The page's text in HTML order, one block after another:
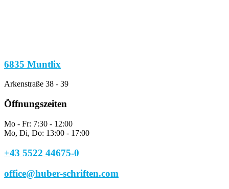
6835 Muntlix
Arkenstraße 38 - 39
Öffnungszeiten
Mo - Fr: 7:30 - 12:00
Mo, Di, Do: 13:00 - 17:00
+43 5522 44675-0
office@huber-schriften.com